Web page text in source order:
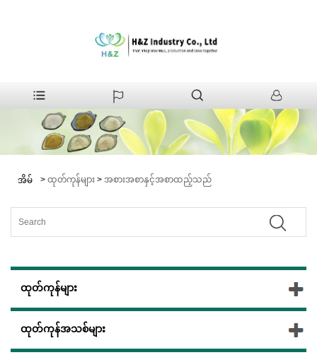
အိမ် > ထုတ်ကုန်များ > အစားအစာနှင့်အစာထည့်သည်
ထုတ်ကုန်များ
ထုတ်ကုန်အသစ်များ